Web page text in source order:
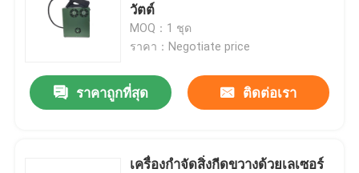
วัตต์
MOQ：1 ชุด
ราคา：Negotiate price
ราคาถูกที่สุด ติดต่อเรา
เครื่องกำจัดสิ่งกีดขวางด้วยเลเซอร์